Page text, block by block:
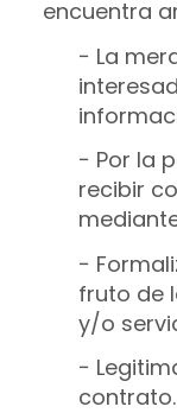
encuentra
− La
− Por la
recibir
−
fruto de
y/o
−
contrato.